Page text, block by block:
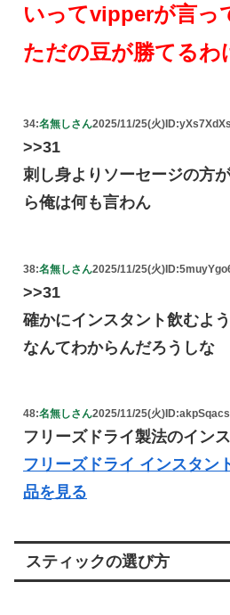
いってvipperが言っ
ただの豆が勝てるわ
34:名無しさん2025/11/25(火)
>>31
刺し身よりソーセージの方
ら俺は何も言わん
38:名無しさん2025/11/25(火)
>>31
確かにインスタント飲むよ
なんてわからんだろうしな
48:名無しさん2025/11/25(火)
フリーズドライ製法のイン
フリーズドライ インスタン
品を見る
スティックの選び方